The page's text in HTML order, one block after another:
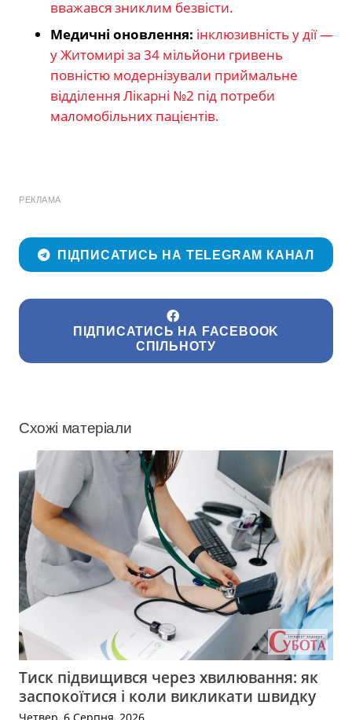
вважався зниклим безвісти.
Медичні оновлення: інклюзивність у дії —
у Житомирі за 34 мільйони гривень
повністю модернізували приймальне
відділення Лікарні №2 під потреби
маломобільних пацієнтів.
РЕКЛАМА
ПІДПИСАТИСЬ НА TELEGRAM КАНАЛ
ПІДПИСАТИСЬ НА FACEBOOK
СПІЛЬНОТУ
Схожі матеріали
Тиск підвищився через хвилювання: як
заспокоїтися і коли викликати швидку